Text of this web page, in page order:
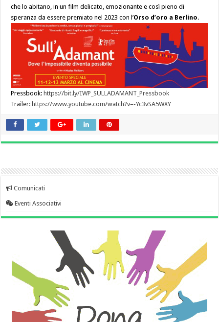
che lo abitano, in un film delicato, emozionante e così pieno di
speranza da essere premiato nel 2023 con l’Orso d’oro a Berlino.
Pressbook: https://bit.ly/IWP_SULLADAMANT_Pressbook
Trailer: https://www.youtube.com/watch?v=-Yc3vSA5WXY
Comunicati
Eventi Associativi